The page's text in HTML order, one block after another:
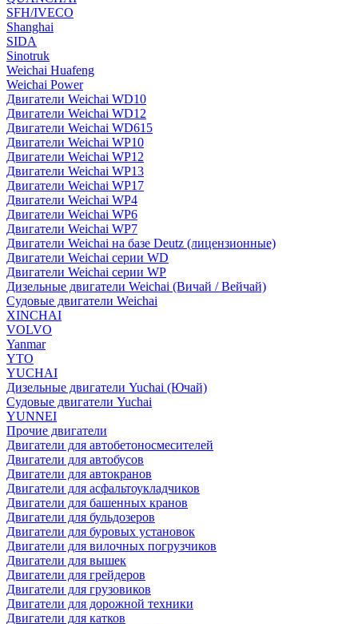
SFH/IVECO
Shanghai
SIDA
Sinotruk
Weichai Huafeng
Weichai Power
Двигатели Weichai WD10
Двигатели Weichai WD12
Двигатели Weichai WD615
Двигатели Weichai WP10
Двигатели Weichai WP12
Двигатели Weichai WP13
Двигатели Weichai WP17
Двигатели Weichai WP4
Двигатели Weichai WP6
Двигатели Weichai WP7
Двигатели Weichai на базе Deutz (лицензионные)
Двигатели Weichai серии WD
Двигатели Weichai серии WP
Дизельные двигатели Weichai (Вичай / Вейчай)
Судовые двигатели Weichai
XINCHAI
VOLVO
Yanmar
YTO
YUCHAI
Дизельные двигатели Yuchai (Ючай)
Судовые двигатели Yuchai
YUNNEI
Прочие двигатели
Двигатели для автобетоносмесителей
Двигатели для автобусов
Двигатели для автокранов
Двигатели для асфальтоукладчиков
Двигатели для башенных кранов
Двигатели для бульдозеров
Двигатели для буровых установок
Двигатели для вилочных погрузчиков
Двигатели для вышек
Двигатели для грейдеров
Двигатели для грузовиков
Двигатели для дорожной техники
Двигатели для катков